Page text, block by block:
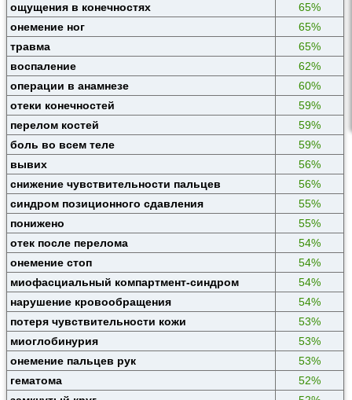
ощущения в конечностях
65%
онемение ног
65%
травма
65%
воспаление
62%
операции в анамнезе
60%
отеки конечностей
59%
перелом костей
59%
боль во всем теле
59%
вывих
56%
снижение чувствительности пальцев
56%
синдром позиционного сдавления
55%
понижено
55%
отек после перелома
54%
онемение стоп
54%
миофасциальный компартмент-синдром
54%
нарушение кровообращения
54%
потеря чувствительности кожи
53%
миоглобинурия
53%
онемение пальцев рук
53%
гематома
52%